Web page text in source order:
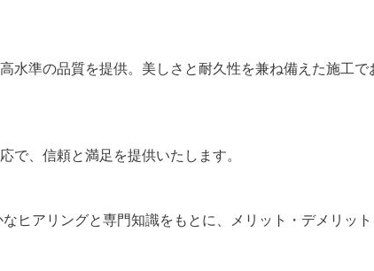
水準の品質を提供。美しさと耐久性を兼ね備えた施工で
で、信頼と満足を提供いたします。
ヒアリングと専門知識をもとに、メリット・デメリッ